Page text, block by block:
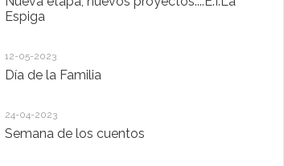
Espiga
12-05-2023
Día de la Familia
24-04-2023
Semana de los cuentos